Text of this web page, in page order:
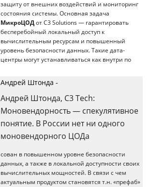
защиту от внешних воздействий и мониторинг
состояния системы. Основная задача
МикроЦОД от C3 Solutions — гарантировать
бесперебойный локальный доступ к
вычислительным ресурсам и повышенный
уровень безопасности данных. Такие дата-
центры могут устанавливаться как внутри по
Андрей Штонда -
Андрей Штонда, C3 Tech:
Моновендорность — спекулятивное
понятие. В России нет ни одного
моновендорного ЦОДа
сован в повышенном уровне безопасности
данных, а также в локальной доступности своих
вычислительных мощностей. В связи с чем
актуальным продуктом становятся т.н. «префаб»